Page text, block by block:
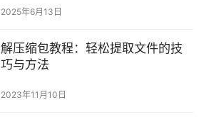
2025年6月13日
解压缩包教程：轻松提取文件的技
巧与方法
2023年11月10日